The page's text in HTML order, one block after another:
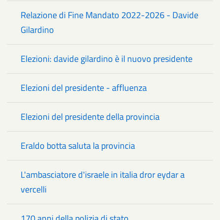
Relazione di Fine Mandato 2022-2026 - Davide
Gilardino
Elezioni: davide gilardino è il nuovo presidente
Elezioni del presidente - affluenza
Elezioni del presidente della provincia
Eraldo botta saluta la provincia
L'ambasciatore d'israele in italia dror eydar a
vercelli